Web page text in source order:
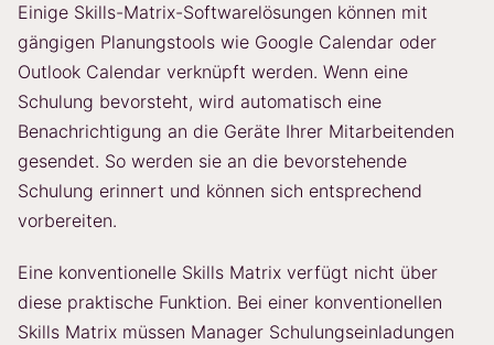
Einige Skills-Matrix-Softwarelösungen können mit
gängigen Planungstools wie Google Calendar oder
Outlook Calendar verknüpft werden. Wenn eine
Schulung bevorsteht, wird automatisch eine
Benachrichtigung an die Geräte Ihrer Mitarbeitenden
gesendet. So werden sie an die bevorstehende
Schulung erinnert und können sich entsprechend
vorbereiten.
Eine konventionelle Skills Matrix verfügt nicht über
diese praktische Funktion. Bei einer konventionellen
Skills Matrix müssen Manager Schulungseinladungen